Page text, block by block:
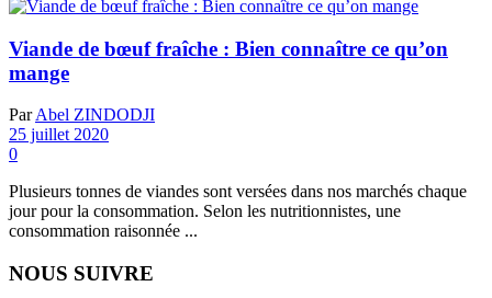
Viande de bœuf fraîche : Bien connaître ce qu’on
mange
Par Abel ZINDODJI
25 juillet 2020
0
Plusieurs tonnes de viandes sont versées dans nos marchés chaque
jour pour la consommation. Selon les nutritionnistes, une
consommation raisonnée ...
NOUS SUIVRE